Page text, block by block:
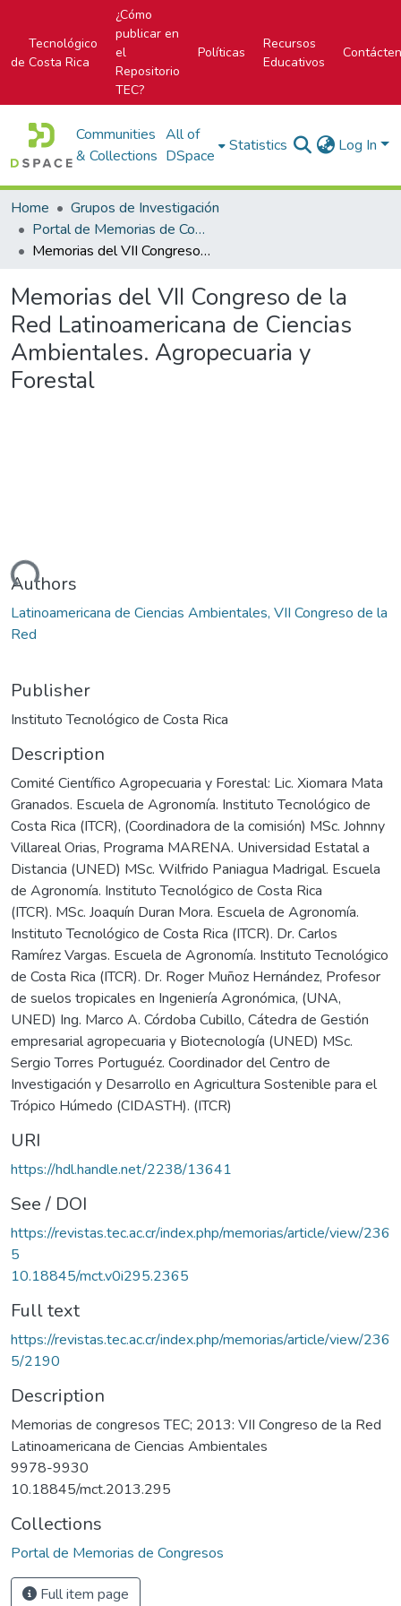
Tecnológico
de Costa Rica
¿Cómo
publicar en
el
Repositorio
TEC?
Políticas
Recursos
Educativos
Communities
& Collections
All of
DSpace
Statistics Log In
Home
Grupos de Investigación
Portal de Memorias de Congresos
Memorias del VII Congreso de la Red Latinoamericana de Ciencias Ambientales. Agropecuaria y Forestal
Memorias del VII Congreso de la
Red Latinoamericana de Ciencias
Ambientales. Agropecuaria y
Forestal
Authors
Latinoamericana de Ciencias Ambientales, VII Congreso de la
Red
Publisher
Instituto Tecnológico de Costa Rica
Description
Comité Científico Agropecuaria y Forestal: Lic. Xiomara Mata
Granados. Escuela de Agronomía. Instituto Tecnológico de
Costa Rica (ITCR), (Coordinadora de la comisión) MSc. Johnny
Villareal Orias, Programa MARENA. Universidad Estatal a
Distancia (UNED) MSc. Wilfrido Paniagua Madrigal. Escuela
de Agronomía. Instituto Tecnológico de Costa Rica
(ITCR). MSc. Joaquín Duran Mora. Escuela de Agronomía.
Instituto Tecnológico de Costa Rica (ITCR). Dr. Carlos
Ramírez Vargas. Escuela de Agronomía. Instituto Tecnológico
de Costa Rica (ITCR). Dr. Roger Muñoz Hernández, Profesor
de suelos tropicales en Ingeniería Agronómica, (UNA,
UNED) Ing. Marco A. Córdoba Cubillo, Cátedra de Gestión
empresarial agropecuaria y Biotecnología (UNED) MSc.
Sergio Torres Portuguéz. Coordinador del Centro de
Investigación y Desarrollo en Agricultura Sostenible para el
Trópico Húmedo (CIDASTH). (ITCR)
URI
https://hdl.handle.net/2238/13641
See / DOI
https://revistas.tec.ac.cr/index.php/memorias/article/view/236
5
10.18845/mct.v0i295.2365
Full text
https://revistas.tec.ac.cr/index.php/memorias/article/view/236
5/2190
Description
Memorias de congresos TEC; 2013: VII Congreso de la Red
Latinoamericana de Ciencias Ambientales
9978-9930
10.18845/mct.2013.295
Collections
Portal de Memorias de Congresos
Full item page